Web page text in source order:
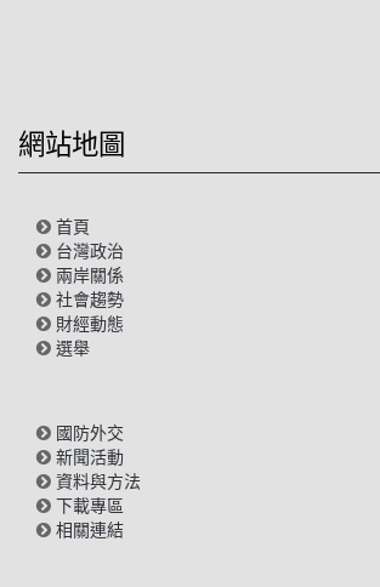
網站地圖
首頁
台灣政治
兩岸關係
社會趨勢
財經動態
選舉
國防外交
新聞活動
資料與方法
下載專區
相關連結